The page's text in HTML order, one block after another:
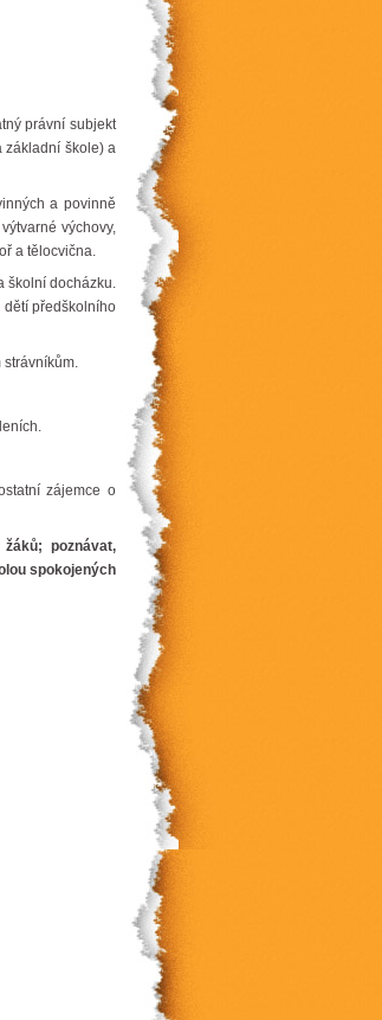
právní subjekt
základní škole) a
a povinně
výchovy,
a tělocvična.
školní docházku.
dětí předškolního
strávníkům.
zájemce o
poznávat,
spokojených